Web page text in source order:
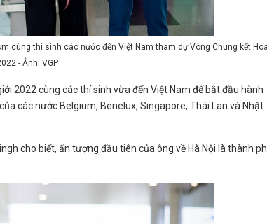
cùng thí sinh các nước đến Việt Nam tham dự Vòng Chung kết
- Ảnh: VGP
2022 cùng các thí sinh vừa đến Việt Nam để bắt đầu hành
các nước Belgium, Benelux, Singapore, Thái Lan và Nhật
cho biết, ấn tượng đầu tiên của ông về Hà Nội là thành